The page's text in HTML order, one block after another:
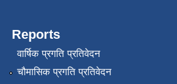
Reports
वार्षिक प्रगति प्रतिवेदन
चौमासिक प्रगति प्रतिवेदन